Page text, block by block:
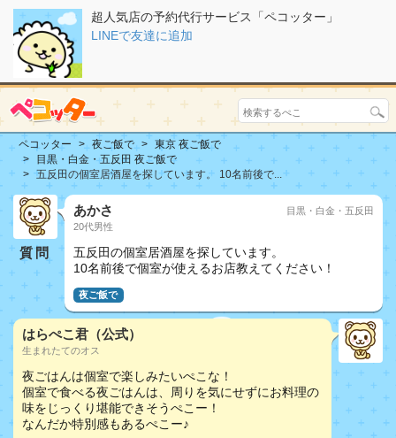
超人気店の予約代行サービス「ペコッター」
LINEで友達に追加
ペコッター 夜ご飯で
東京 夜ご飯で
目黒・白金・五反田 夜ご飯で
五反田の個室居酒屋を探しています。 10名前後で...
質問
あかさ
20代男性
目黒・白金・五反田
五反田の個室居酒屋を探しています。
10名前後で個室が使えるお店教えてください！
夜ご飯で
はらぺこ君（公式）
生まれたてのオス
夜ごはんは個室で楽しみたいぺこな！
個室で食べる夜ごはんは、周りを気にせずにお料理の
味をじっくり堪能できそうぺこー！
なんだか特別感もあるぺこー♪